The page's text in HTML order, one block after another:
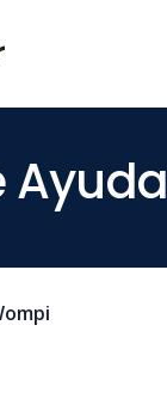
Ayuda